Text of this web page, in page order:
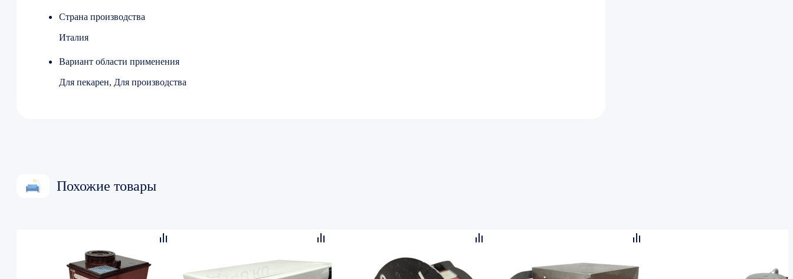
Страна производства
Италия
Вариант области применения
Для пекарен, Для производства
Похожие товары